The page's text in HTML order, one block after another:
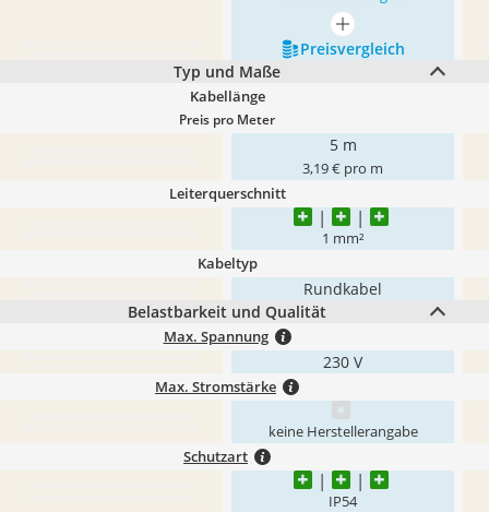
mehr anzeigen
Preis­vergleich
Typ und Maße
Kabellänge
Preis pro Meter
5 m
3,19 € pro m
Leiterquerschnitt
1 mm²
Kabeltyp
Rundkabel
Belastbarkeit und Qualität
Max. Spannung
230 V
Max. Stromstärke
keine Herstellerangabe
Schutzart
IP54